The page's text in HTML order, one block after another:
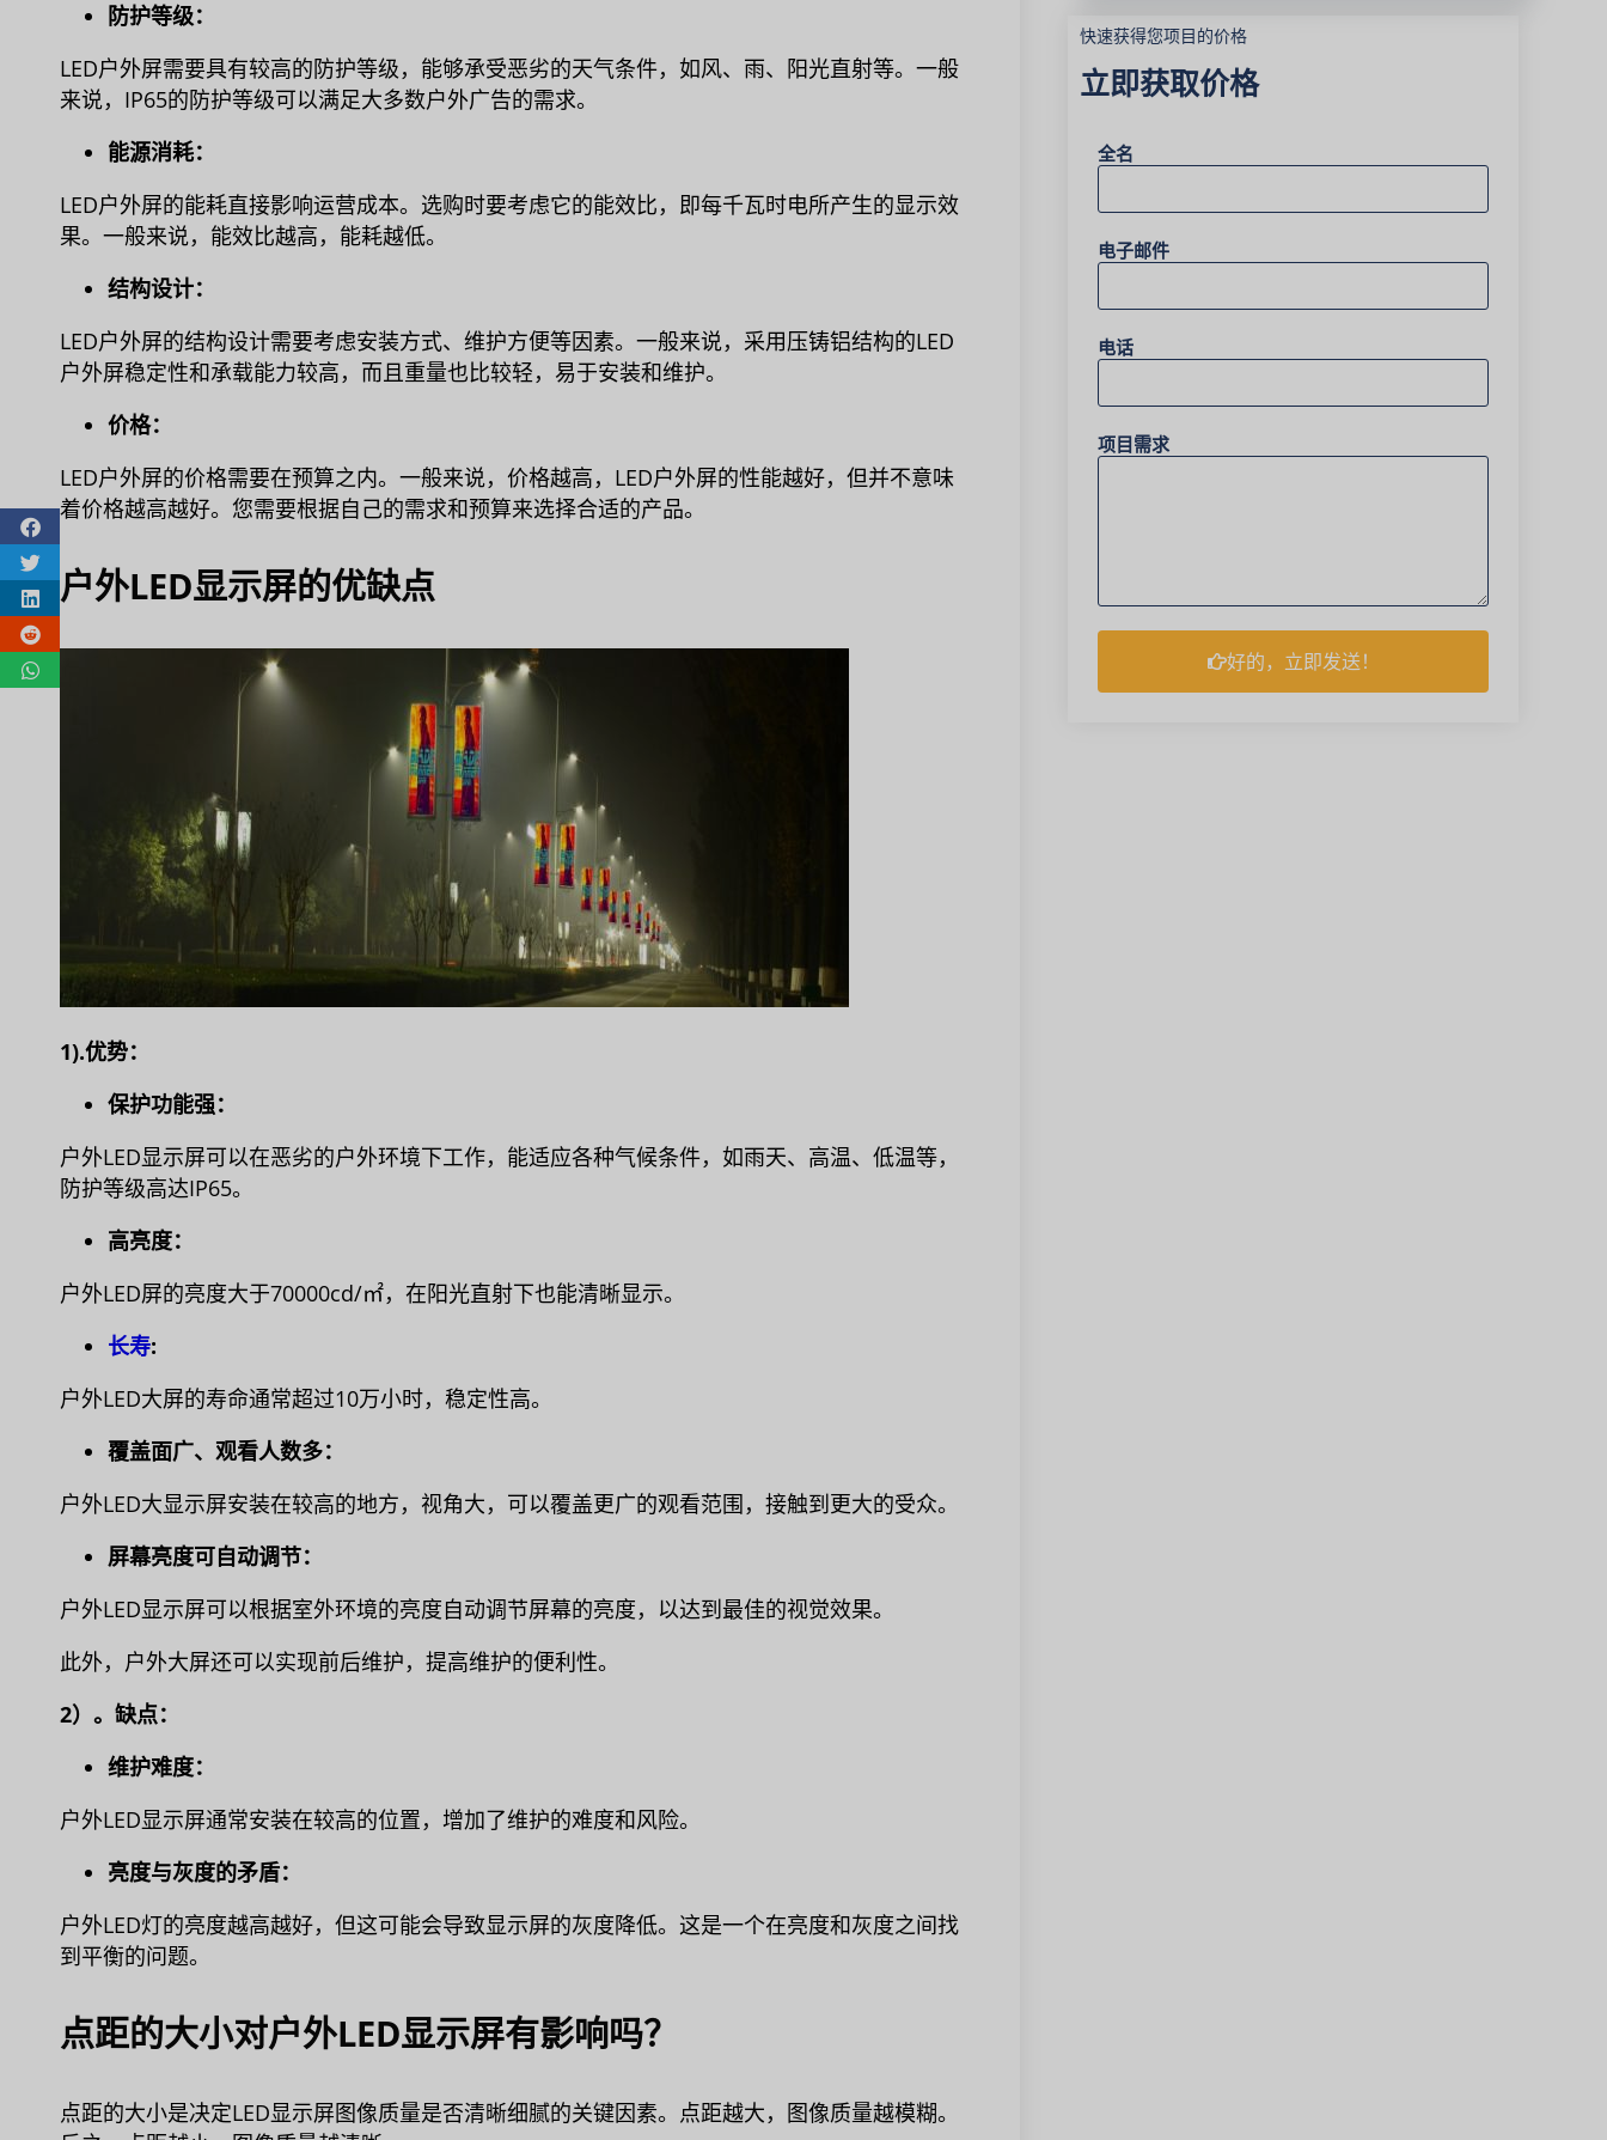
防护等级：
LED户外屏需要具有较高的防护等级，能够承受恶劣的天气条件，如风、雨、阳光直射等。一般
来说，IP65的防护等级可以满足大多数户外广告的需求。
能源消耗：
LED户外屏的能耗直接影响运营成本。选购时要考虑它的能效比，即每千瓦时电所产生的显示效
果。一般来说，能效比越高，能耗越低。
结构设计：
LED户外屏的结构设计需要考虑安装方式、维护方便等因素。一般来说，采用压铸铝结构的LED
户外屏稳定性和承载能力较高，而且重量也比较轻，易于安装和维护。
价格：
LED户外屏的价格需要在预算之内。一般来说，价格越高，LED户外屏的性能越好，但并不意味
着价格越高越好。您需要根据自己的需求和预算来选择合适的产品。
户外LED显示屏的优缺点
1).优势：
保护功能强：
户外LED显示屏可以在恶劣的户外环境下工作，能适应各种气候条件，如雨天、高温、低温等，
防护等级高达IP65。
高亮度：
户外LED屏的亮度大于70000cd/㎡，在阳光直射下也能清晰显示。
长寿:
户外LED大屏的寿命通常超过10万小时，稳定性高。
覆盖面广、观看人数多：
户外LED大显示屏安装在较高的地方，视角大，可以覆盖更广的观看范围，接触到更大的受众。
屏幕亮度可自动调节：
户外LED显示屏可以根据室外环境的亮度自动调节屏幕的亮度，以达到最佳的视觉效果。
此外，户外大屏还可以实现前后维护，提高维护的便利性。
2）。缺点：
维护难度：
户外LED显示屏通常安装在较高的位置，增加了维护的难度和风险。
亮度与灰度的矛盾：
户外LED灯的亮度越高越好，但这可能会导致显示屏的灰度降低。这是一个在亮度和灰度之间找
到平衡的问题。
点距的大小对户外LED显示屏有影响吗？
点距的大小是决定LED显示屏图像质量是否清晰细腻的关键因素。点距越大，图像质量越模糊。
快速获得您项目的价格
立即获取价格
全名
电子邮件
电话
项目需求
好的，立即发送！